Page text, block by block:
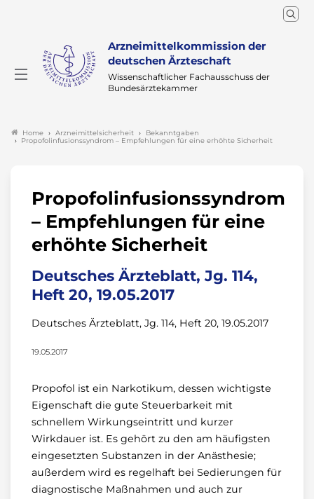
Arzneimittelkommission der
deutschen Ärzteschaft
Wissenschaftlicher Fachausschuss der
Bundesärztekammer
Home Arzneimittelsicherheit
Bekanntgaben
Propofolinfusionssyndrom – Empfehlungen für eine erhöhte Sicherheit
Propofolinfusionssyndrom
– Empfehlungen für eine
erhöhte Sicherheit
Deutsches Ärzteblatt, Jg. 114,
Heft 20, 19.05.2017
Deutsches Ärzteblatt, Jg. 114, Heft 20, 19.05.2017
19.05.2017
Propofol ist ein Narkotikum, dessen wichtigste
Eigenschaft die gute Steuerbarkeit mit
schnellem Wirkungseintritt und kurzer
Wirkdauer ist. Es gehört zu den am häufigsten
eingesetzten Substanzen in der Anästhesie;
außerdem wird es regelhaft bei Sedierungen für
diagnostische Maßnahmen und auch zur